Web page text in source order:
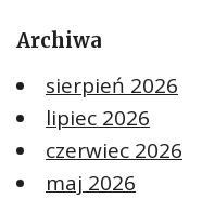
Archiwa
sierpień 2026
lipiec 2026
czerwiec 2026
maj 2026